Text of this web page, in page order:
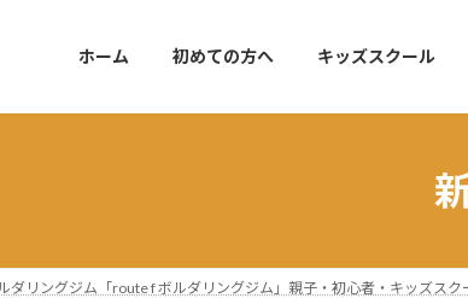
ホーム 初めての方へ キッズスクール
ダリングジム「route f ボルダリングジム」親子・初心者・キッズスク